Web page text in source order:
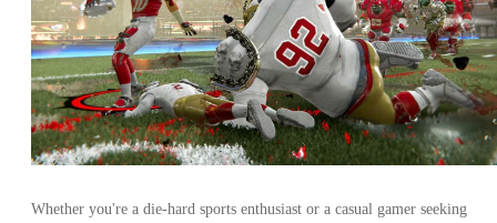
Whether you're a die-hard sports enthusiast or a casual gamer seeking